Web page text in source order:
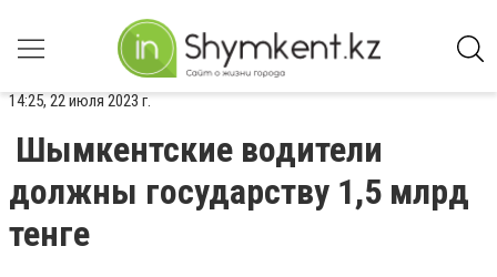
14:25, 22 июля 2023 г.
Шымкентские водители
должны государству 1,5 млрд
тенге